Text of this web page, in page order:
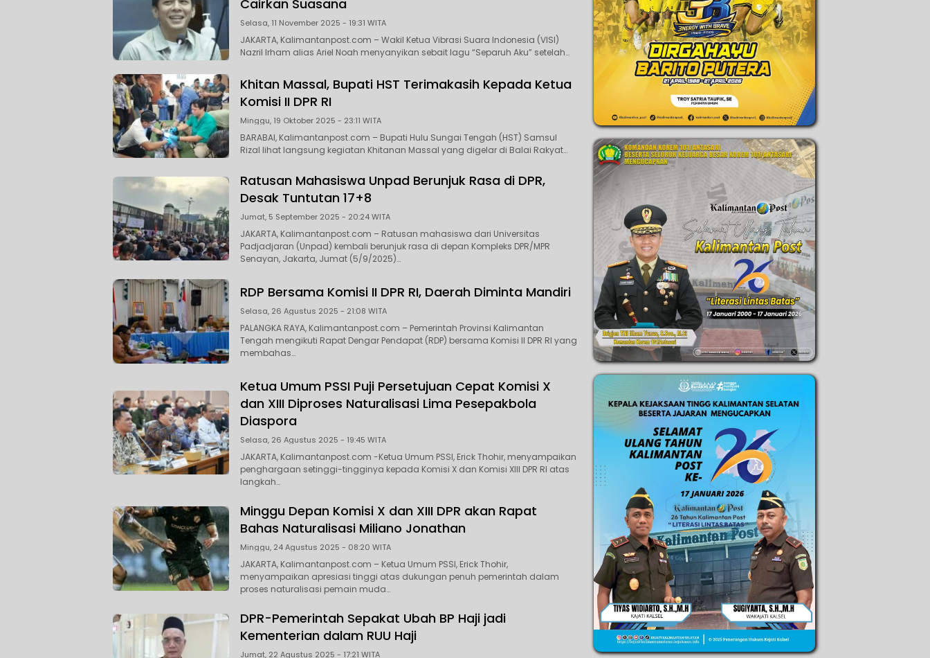
Cairkan Suasana
Selasa, 11 November 2025 - 19:31 WITA
JAKARTA, Kalimantanpost.com – Wakil Ketua Vibrasi Suara Indonesia (VISI)
Nazril Irham alias Ariel Noah menyanyikan sebait lagu “Separuh Aku” setelah…
Khitan Massal, Bupati HST Terimakasih Kepada Ketua
Komisi II DPR RI
Minggu, 19 Oktober 2025 - 23:11 WITA
BARABAI, Kalimantanpost.com – Bupati Hulu Sungai Tengah (HST) Samsul
Rizal lihat langsung kegiatan Khitanan Massal yang digelar di Balai Rakyat…
Ratusan Mahasiswa Unpad Berunjuk Rasa di DPR,
Desak Tuntutan 17+8
Jumat, 5 September 2025 - 20:24 WITA
JAKARTA, Kalimantanpost.com – Ratusan mahasiswa dari Universitas
Padjadjaran (Unpad) kembali berunjuk rasa di depan Kompleks DPR/MPR
Senayan, Jakarta, Jumat (5/9/2025)…
RDP Bersama Komisi II DPR RI, Daerah Diminta Mandiri
Selasa, 26 Agustus 2025 - 21:08 WITA
PALANGKA RAYA, Kalimantanpost.com – Pemerintah Provinsi Kalimantan
Tengah mengikuti Rapat Dengar Pendapat (RDP) bersama Komisi II DPR RI yang
membahas…
Ketua Umum PSSI Puji Persetujuan Cepat Komisi X
dan XIII Diproses Naturalisasi Lima Pesepakbola
Diaspora
Selasa, 26 Agustus 2025 - 19:45 WITA
JAKARTA, Kalimantanpost.com -Ketua Umum PSSI, Erick Thohir, menyampaikan
penghargaan setinggi-tingginya kepada Komisi X dan Komisi XIII DPR RI atas
langkah…
Minggu Depan Komisi X dan XIII DPR akan Rapat
Bahas Naturalisasi Miliano Jonathan
Minggu, 24 Agustus 2025 - 08:20 WITA
JAKARTA, Kalimantanpost.com – Ketua Umum PSSI, Erick Thohir,
menyampaikan apresiasi tinggi atas dukungan penuh pemerintah dalam
proses naturalisasi pemain muda…
DPR-Pemerintah Sepakat Ubah BP Haji jadi
Kementerian dalam RUU Haji
Jumat, 22 Agustus 2025 - 17:21 WITA